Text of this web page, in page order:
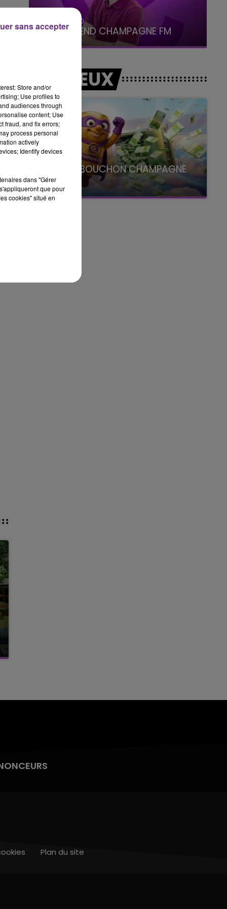
LE WEEK-END CHAMPAGNE FM
LES JEUX
LE SUPER BOUCHON CHAMPAGNE
FM
avec La Famille Champagne FM, à 8H10
Plan du site
Store and/or
Use profiles to
audiences through
content; Use
fraud, and fix errors;
process personal
actively
Identify devices
dans "Gérer
que pour
cookies" situé en
sans accepter